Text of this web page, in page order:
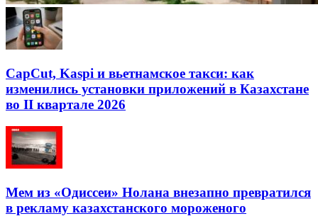
CapCut, Kaspi и вьетнамское такси: как
изменились установки приложений в Казахстане
во II квартале 2026
Мем из «Одиссеи» Нолана внезапно превратился
в рекламу казахстанского мороженого